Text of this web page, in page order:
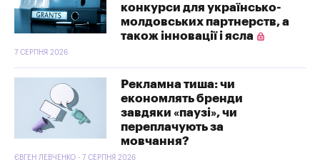
конкурси для українсько-
молдовських партнерств, а
також інновації і ясла
7 СЕРПНЯ 2026
Рекламна тиша: чи
економлять бренди
завдяки «паузі», чи
переплачують за
мовчання?
ЄВГЕН ЛЕВЧЕНКО - 7 СЕРПНЯ 2026